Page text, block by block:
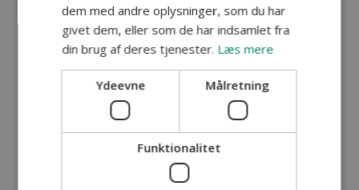
Øvrige regler og begrænsninger:
Fiskekort skal bæres synligt
dem med andre oplysninger, som du har
givet dem, eller som de har indsamlet fra
din brug af deres tjenester. Læs mere
Ydeevne Målretning
Funktionalitet